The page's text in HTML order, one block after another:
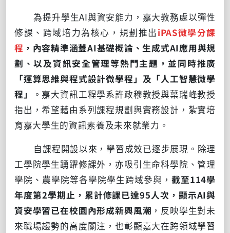
為提升學生AI與資安能力，嘉大教務處以彈性
修課、跨域培力為核心，規劃推出 iPAS微學分課
程 ，內容精準涵蓋AI基礎概論、生成式AI應用與規
劃、以及資訊安全管理等熱門主題，並同時推廣
「運算思維與程式設計微學程」及「人工智慧微學
程」
。嘉大資訊工程學系許政穆教授與葉瑞峰教授
指出，希望藉由系列課程規劃與實務設計，紮實培
育嘉大學生的資訊素養及未來就業力。
自課程開設以來，學習成效已逐步展現。除理
工學院學生踴躍修課外，亦吸引生命科學院、管理
學院、農學院等各學院學生跨域參與， 截至114學
年度第2學期止，累計修課已達95人次，顯示AI與
資安學習已在校園內形成新興風潮 ，反映學生對未
來職場趨勢的高度關注，也彰顯嘉大在跨領域學習